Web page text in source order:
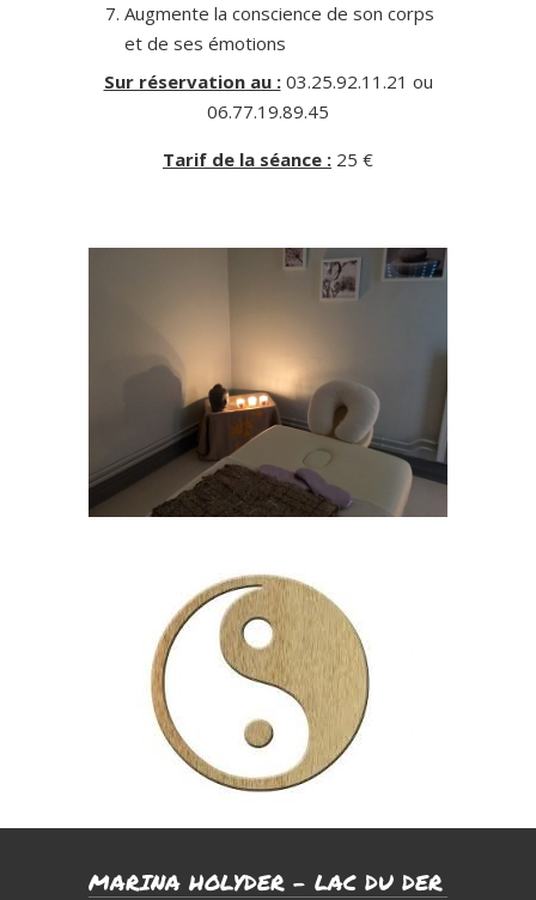
Augmente la conscience de son corps
et de ses émotions
Sur réservation au :03.25.92.11.21 ou
06.77.19.89.45
Tarif de la séance : 25 €
MARINA HOLYDER – LAC DU DER